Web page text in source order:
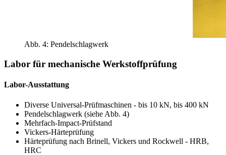
Abb. 4: Pendelschlagwerk
Labor für mechanische Werkstoffprüfung
Labor-Ausstattung
Diverse Universal-Prüfmaschinen - bis 10 kN, bis 400 kN
Pendelschlagwerk (siehe Abb. 4)
Mehrfach-Impact-Prüfstand
Vickers-Härteprüfung
Härteprüfung nach Brinell, Vickers und Rockwell - HRB,
HRC